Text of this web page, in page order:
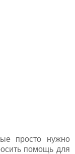
просто нужно
помощь для